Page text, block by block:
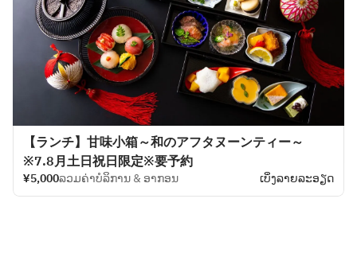
【ランチ】甘味小箱～和のアフタヌーンティー～
※7.8月土日祝日限定※要予約
¥5,000ລວມຄ່າບໍລິການ & ອາກອນ ເບິ່ງ​ລາຍ​ລະ​ອຽດ